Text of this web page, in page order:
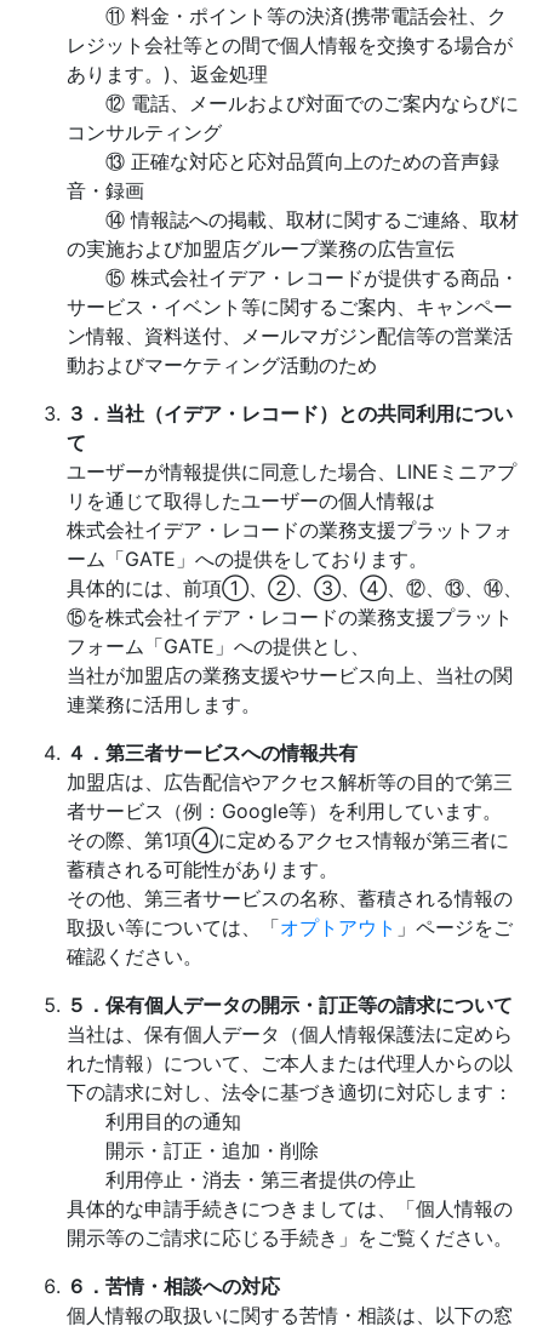
⑪ 料金・ポイント等の決済(携帯電話会社、ク
レジット会社等との間で個人情報を交換する場合が
あります。)、返金処理
⑫ 電話、メールおよび対面でのご案内ならびに
コンサルティング
⑬ 正確な対応と応対品質向上のための音声録
音・録画
⑭ 情報誌への掲載、取材に関するご連絡、取材
の実施および加盟店グループ業務の広告宣伝
⑮ 株式会社イデア・レコードが提供する商品・
サービス・イベント等に関するご案内、キャンペー
ン情報、資料送付、メールマガジン配信等の営業活
動およびマーケティング活動のため
３．当社（イデア・レコード）との共同利用につい
て
ユーザーが情報提供に同意した場合、LINEミニアプ
リを通じて取得したユーザーの個人情報は
株式会社イデア・レコードの業務支援プラットフォ
ーム「GATE」への提供をしております。
具体的には、前項①、②、③、④、⑫、⑬、⑭、
⑮を株式会社イデア・レコードの業務支援プラット
フォーム「GATE」への提供とし、
当社が加盟店の業務支援やサービス向上、当社の関
連業務に活用します。
４．第三者サービスへの情報共有
加盟店は、広告配信やアクセス解析等の目的で第三
者サービス（例：Google等）を利用しています。
その際、第1項④に定めるアクセス情報が第三者に
蓄積される可能性があります。
その他、第三者サービスの名称、蓄積される情報の
取扱い等については、「オプトアウト 」ページをご
確認ください。
５．保有個人データの開示・訂正等の請求について
当社は、保有個人データ（個人情報保護法に定めら
れた情報）について、ご本人または代理人からの以
下の請求に対し、法令に基づき適切に対応します：
利用目的の通知
開示・訂正・追加・削除
利用停止・消去・第三者提供の停止
具体的な申請手続きにつきましては、「個人情報の
開示等のご請求に応じる手続き」をご覧ください。
６．苦情・相談への対応
個人情報の取扱いに関する苦情・相談は、以下の窓